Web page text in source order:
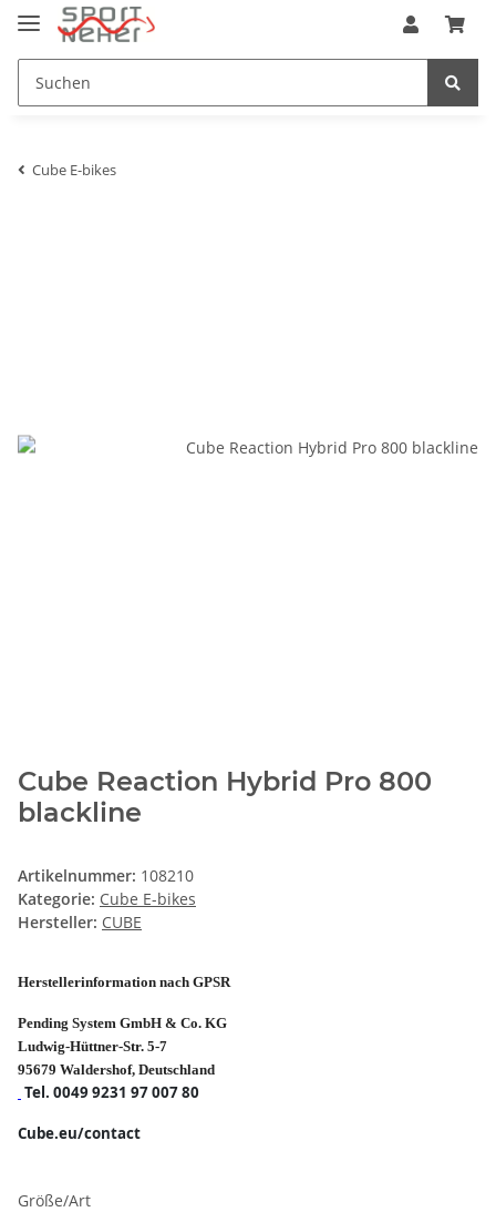
Cube E-bikes
Cube Reaction Hybrid Pro 800
blackline
Artikelnummer: 108210
Kategorie: Cube E-bikes
Hersteller: CUBE
Herstellerinformation nach GPSR
Pending System GmbH & Co. KG
Ludwig-Hüttner-Str. 5-7
95679 Waldershof, Deutschland
Tel. 0049 9231 97 007 80
Cube.eu/contact
Größe/Art